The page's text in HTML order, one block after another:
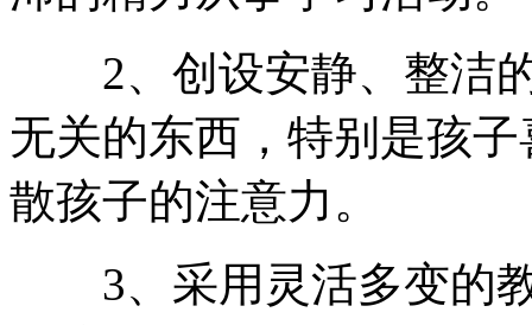
2、创设安静、整洁的
无关的东西，特别是孩
散孩子的注意力。
3、采用灵活多变的教